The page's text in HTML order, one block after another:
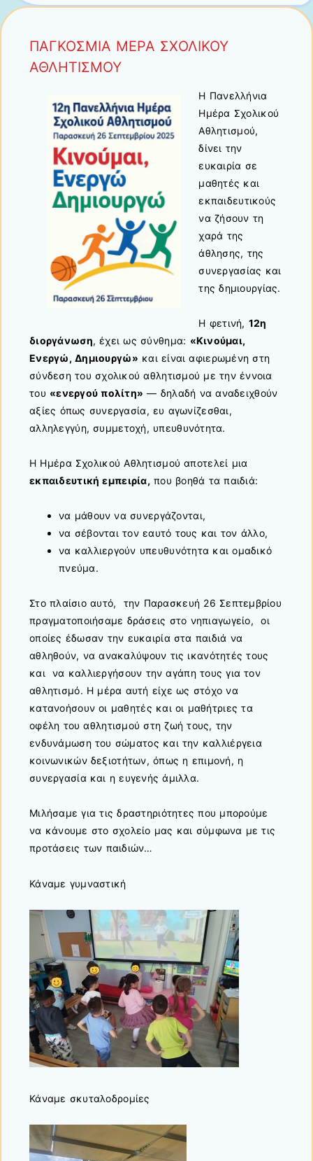
ΠΑΓΚΟΣΜΙΑ ΜΕΡΑ ΣΧΟΛΙΚΟΥ
ΑΘΛΗΤΙΣΜΟΥ
Η Πανελλήνια
Ημέρα Σχολικού
Αθλητισμού,
δίνει την
ευκαιρία σε
μαθητές και
εκπαιδευτικούς
να ζήσουν τη
χαρά της
άθλησης, της
συνεργασίας και
της δημιουργίας.
Η φετινή, 12η
διοργάνωση, έχει ως σύνθημα: «Κινούμαι,
Ενεργώ, Δημιουργώ» και είναι αφιερωμένη στη
σύνδεση του σχολικού αθλητισμού με την έννοια
του «ενεργού πολίτη» — δηλαδή να αναδειχθούν
αξίες όπως συνεργασία, ευ αγωνίζεσθαι,
αλληλεγγύη, συμμετοχή, υπευθυνότητα.
Η Ημέρα Σχολικού Αθλητισμού αποτελεί μια
εκπαιδευτική εμπειρία, που βοηθά τα παιδιά:
να μάθουν να συνεργάζονται,
να σέβονται τον εαυτό τους και τον άλλο,
να καλλιεργούν υπευθυνότητα και ομαδικό
πνεύμα.
Στο πλαίσιο αυτό, την Παρασκευή 26 Σεπτεμβρίου
πραγματοποιήσαμε δράσεις στο νηπιαγωγείο, οι
οποίες έδωσαν την ευκαιρία στα παιδιά να
αθληθούν, να ανακαλύψουν τις ικανότητές τους
και να καλλιεργήσουν την αγάπη τους για τον
αθλητισμό. Η μέρα αυτή είχε ως στόχο να
κατανοήσουν οι μαθητές και οι μαθήτριες τα
οφέλη του αθλητισμού στη ζωή τους, την
ενδυνάμωση του σώματος και την καλλιέργεια
κοινωνικών δεξιοτήτων, όπως η επιμονή, η
συνεργασία και η ευγενής άμιλλα.
Μιλήσαμε για τις δραστηριότητες που μπορούμε
να κάνουμε στο σχολείο μας και σύμφωνα με τις
προτάσεις των παιδιών…
Κάναμε γυμναστική
Κάναμε σκυταλοδρομίες